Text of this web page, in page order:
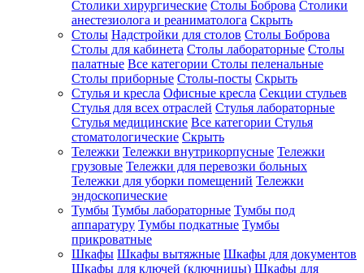
Столики хирургические Столы Боброва Столики
анестезиолога и реаниматолога Скрыть
Столы Надстройки для столов Столы Боброва
Столы для кабинета Столы лабораторные Столы
палатные Все категории Столы пеленальные
Столы приборные Столы-посты Скрыть
Стулья и кресла Офисные кресла Секции стульев
Стулья для всех отраслей Стулья лабораторные
Стулья медицинские Все категории Стулья
стоматологические Скрыть
Тележки Тележки внутрикорпусные Тележки
грузовые Тележки для перевозки больных
Тележки для уборки помещений Тележки
эндоскопические
Тумбы Тумбы лабораторные Тумбы под
аппаратуру Тумбы подкатные Тумбы
прикроватные
Шкафы Шкафы вытяжные Шкафы для документов
Шкафы для ключей (ключницы) Шкафы для